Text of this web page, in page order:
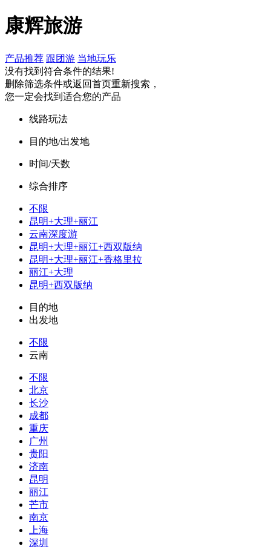
康辉旅游
产品推荐 跟团游 当地玩乐
没有找到符合条件的结果!
删除筛选条件或返回首页重新搜索，
您一定会找到适合您的产品
线路玩法
目的地/出发地
时间/天数
综合排序
不限
昆明+大理+丽江
云南深度游
昆明+大理+丽江+西双版纳
昆明+大理+丽江+香格里拉
丽江+大理
昆明+西双版纳
目的地
出发地
不限
云南
不限
北京
长沙
成都
重庆
广州
贵阳
济南
昆明
丽江
芒市
南京
上海
深圳